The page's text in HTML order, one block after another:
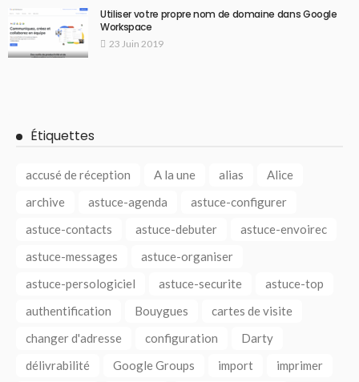
Utiliser votre propre nom de domaine dans Google
Workspace
23 Juin 2019
Étiquettes
accusé de réception A la une alias
Alice
archive
astuce-agenda
astuce-configurer
astuce-contacts
astuce-debuter
astuce-envoirec
astuce-messages
astuce-organiser
astuce-persologiciel
astuce-securite
astuce-top
authentification
Bouygues
cartes de visite
changer d'adresse
configuration
Darty
délivrabilité
Google Groups import
imprimer